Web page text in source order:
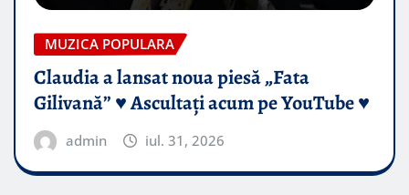
MUZICA POPULARA
Claudia a lansat noua piesă „Fata
Gilivană” ♥️ Ascultați acum pe YouTube ♥️
admin iul. 31, 2026